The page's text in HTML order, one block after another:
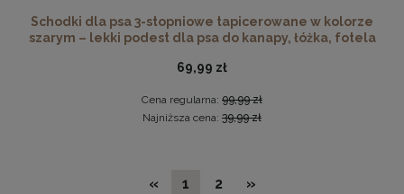
Schodki dla psa 3-stopniowe tapicerowane w kolorze
szarym – lekki podest dla psa do kanapy, łóżka, fotela
69,99 zł
Cena regularna: 99,99 zł
Najniższa cena: 39,99 zł
« 1 2 »